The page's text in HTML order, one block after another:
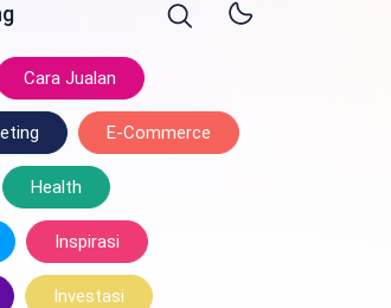
Cara Jualan
E-Commerce
Health
Inspirasi
Investasi